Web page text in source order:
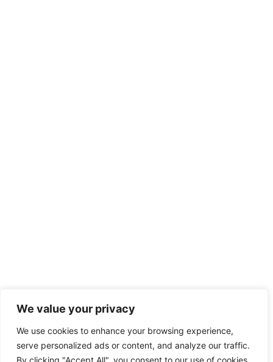
We value your privacy
We use cookies to enhance your browsing experience,
serve personalized ads or content, and analyze our traffic.
By clicking "Accept All", you consent to our use of cookies.